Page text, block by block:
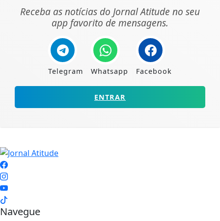
Receba as notícias do Jornal Atitude no seu
app favorito de mensagens.
Telegram Whatsapp Facebook
ENTRAR
Navegue